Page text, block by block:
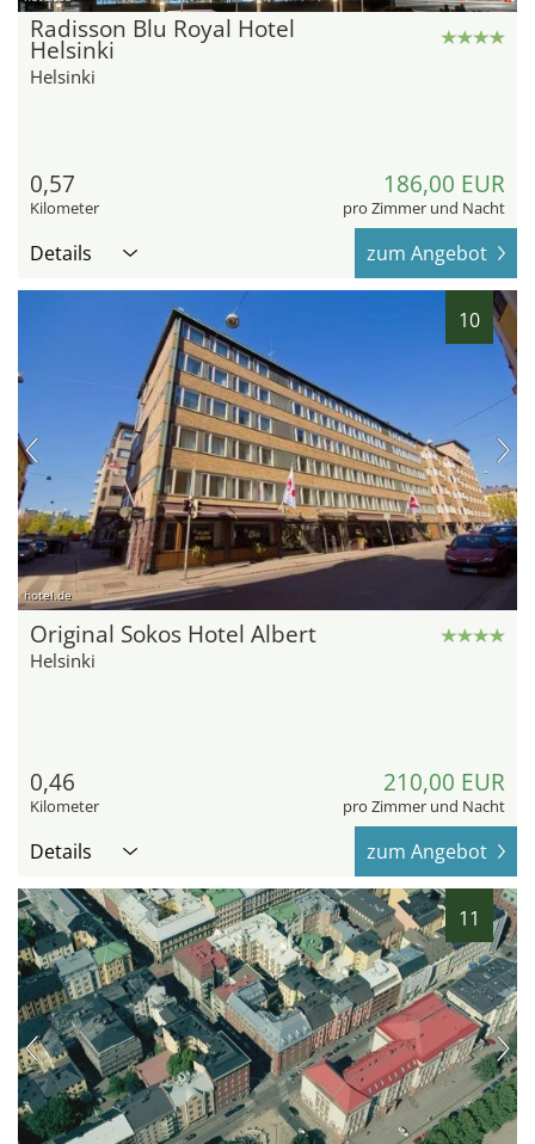
Radisson Blu Royal Hotel
Helsinki
Helsinki
0,57
Kilometer
186,00 EUR
pro Zimmer und Nacht
Details zum Angebot
10
hotel.de
Original Sokos Hotel Albert
Helsinki
0,46
Kilometer
210,00 EUR
pro Zimmer und Nacht
Details zum Angebot
11